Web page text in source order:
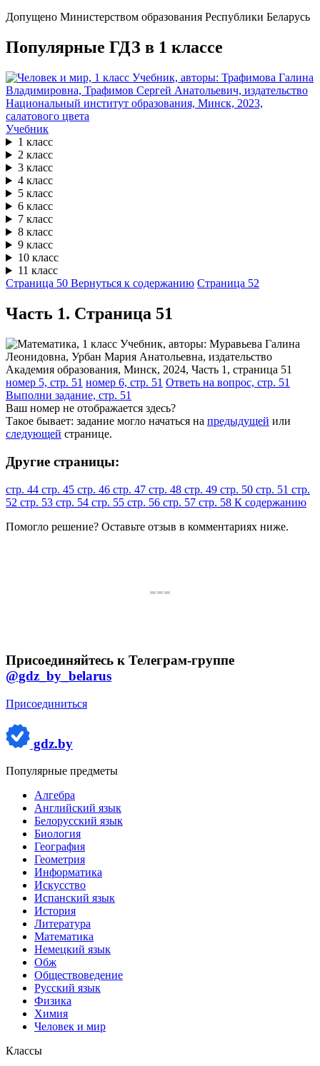
Допущено Министерством образования Республики Беларусь
Популярные ГДЗ в 1 классе
Учебник
1 класс
2 класс
3 класс
4 класс
5 класс
6 класс
7 класс
8 класс
9 класс
10 класс
11 класс
Страница 50 Вернуться к содержанию Страница 52
Часть 1. Cтраница 51
номер 5, стр. 51 номер 6, стр. 51 Ответь на вопрос, стр. 51
Выполни задание, стр. 51
Ваш номер не отображается здесь?
Такое бывает: задание могло начаться на предыдущей или
следующей странице.
Другие страницы:
стр. 44 стр. 45 стр. 46 стр. 47 стр. 48 стр. 49 стр. 50 стр. 51 стр.
52 стр. 53 стр. 54 стр. 55 стр. 56 стр. 57 стр. 58 К содержанию
Помогло решение? Оставьте отзыв в комментариях ниже.
Присоединяйтесь к Телеграм-группе
@gdz_by_belarus
Присоединиться
gdz.by
Популярные предметы
Алгебра
Английский язык
Белорусский язык
Биология
География
Геометрия
Информатика
Искусство
Испанский язык
История
Литература
Математика
Немецкий язык
Обж
Обществоведение
Русский язык
Физика
Химия
Человек и мир
Классы